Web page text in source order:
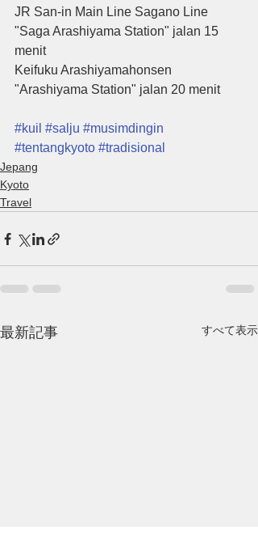
JR San-in Main Line Sagano Line
"Saga Arashiyama Station" jalan 15
menit
Keifuku Arashiyamahonsen
"Arashiyama Station" jalan 20 menit
#kuil #salju #musimdingin
#tentangkyoto #tradisional
Jepang
Kyoto
Travel
最新記事 すべて表示